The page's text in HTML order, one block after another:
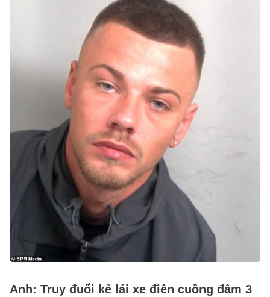
Anh: Truy đuổi kẻ lái xe điên cuồng đâm 3